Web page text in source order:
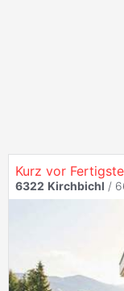
6322 Kirchbichl /